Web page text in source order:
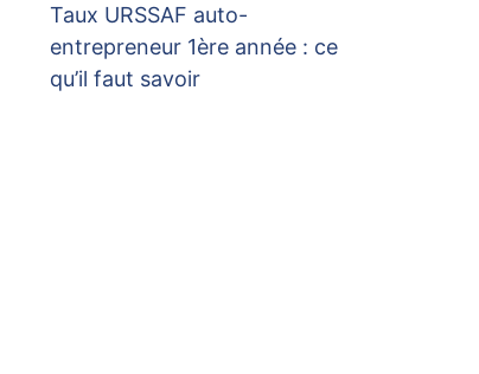
Taux URSSAF auto-
entrepreneur 1ère année : ce
qu’il faut savoir